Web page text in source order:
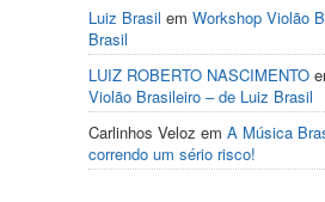
Luiz Brasil em Workshop Violão
Brasil
LUIZ ROBERTO NASCIMENTO
Violão Brasileiro – de Luiz Brasil
Carlinhos Veloz em A Música
correndo um sério risco!